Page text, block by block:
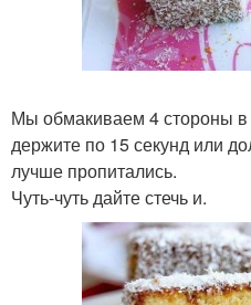
Мы обмакиваем 4 стороны в
держите по 15 секунд или
лучше пропитались.
Чуть-чуть дайте стечь и.